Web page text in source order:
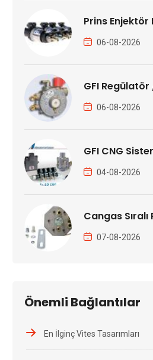
Prins Enjektör
06-08-2026
GFI Regülatör
06-08-2026
GFI CNG
04-08-2026
Cangas
07-08-2026
Önemli Bağlantılar
En İlginç Vites Tasarımları